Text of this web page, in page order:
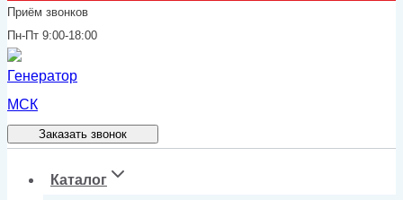
Приём звонков
Пн-Пт 9:00-18:00
Заказать звонок
Каталог